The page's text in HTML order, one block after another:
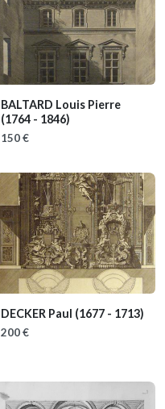
BALTARD Louis Pierre
(1764 - 1846)
150 €
DECKER Paul (1677 - 1713)
200 €